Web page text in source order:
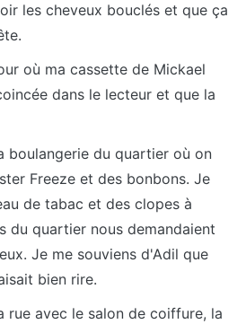
les cheveux bouclés et que ça
où ma cassette de Mickael
dans le lecteur et que la
boulangerie du quartier où on
Freeze et des bonbons. Je
de tabac et des clopes à
du quartier nous demandaient
Je me souviens d'Adil que
bien rire.
rue avec le salon de coiffure, la